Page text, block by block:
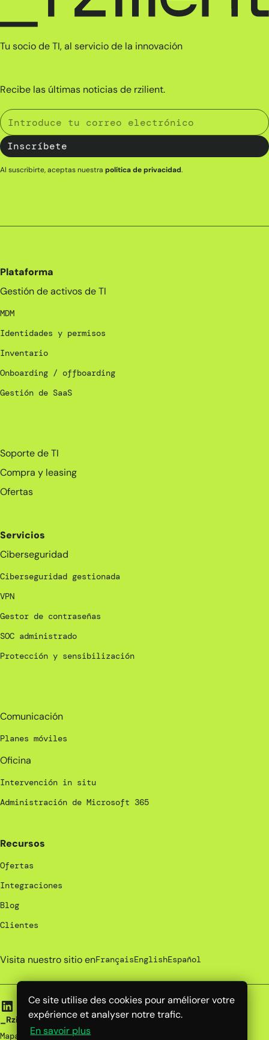
Ce site utilise des cookies pour améliorer votre
expérience et analyser notre trafic.
En savoir plus
Tu socio de TI, al servicio de la innovación
Recibe las últimas noticias de rzilient.
Al suscribirte, aceptas nuestra política de privacidad.
Plataforma
Gestión de activos de TI
MDM
Identidades y permisos
Inventario
Onboarding / offboarding
Gestión de SaaS
Soporte de TI
Compra y leasing
Ofertas
Servicios
Ciberseguridad
Ciberseguridad gestionada
VPN
Gestor de contraseñas
SOC administrado
Protección y sensibilización
Comunicación
Planes móviles
Oficina
Intervención in situ
Administración de Microsoft 365
Recursos
Ofertas
Integraciones
Blog
Clientes
Visita nuestro sitio enFrançaisEnglishEspañol
_Rzilient | 2026
Mapa del sitio